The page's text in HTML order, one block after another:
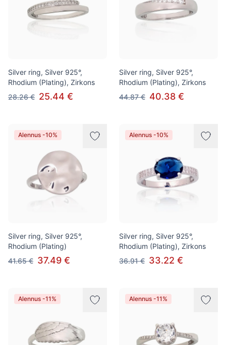
Silver ring, Silver 925°,
Rhodium (Plating), Zirkons
28.26 € 25.44 €
Silver ring, Silver 925°,
Rhodium (Plating), Zirkons
44.87 € 40.38 €
Alennus -10%
Silver ring, Silver 925°,
Rhodium (Plating)
41.65 € 37.49 €
Alennus -10%
Silver ring, Silver 925°,
Rhodium (Plating), Zirkons
36.91 € 33.22 €
Alennus -11% Alennus -11%